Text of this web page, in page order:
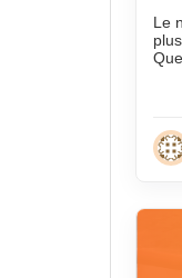
Le